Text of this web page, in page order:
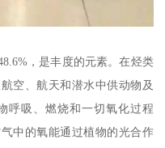
，是丰度的元素。在烃类
空、航天和潜水中供动物及
呼吸、燃烧和一切氧化过程
中的氧能通过植物的光合作